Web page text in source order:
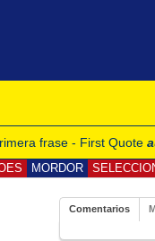
frase - First Quote
MORDOR
Comentarios